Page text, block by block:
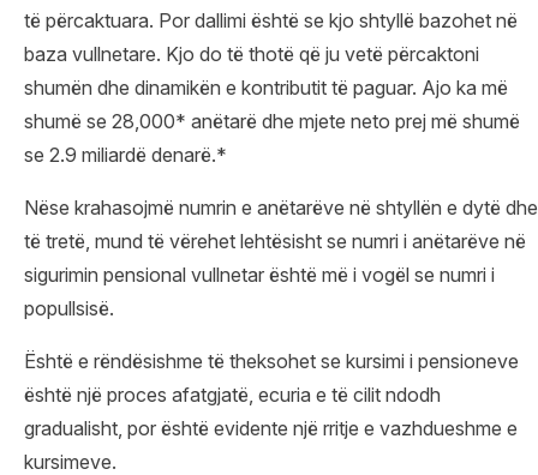
të përcaktuara. Por dallimi është se kjo shtyllë bazohet në
baza vullnetare. Kjo do të thotë që ju vetë përcaktoni
shumën dhe dinamikën e kontributit të paguar. Ajo ka më
shumë se 28,000* anëtarë dhe mjete neto prej më shumë
se 2.9 miliardë denarë.*
Nëse krahasojmë numrin e anëtarëve në shtyllën e dytë dhe
të tretë, mund të vërehet lehtësisht se numri i anëtarëve në
sigurimin pensional vullnetar është më i vogël se numri i
popullsisë.
Është e rëndësishme të theksohet se kursimi i pensioneve
është një proces afatgjatë, ecuria e të cilit ndodh
gradualisht, por është evidente një rritje e vazhdueshme e
kursimeve.